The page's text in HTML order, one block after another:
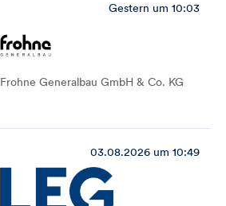
Gestern um 10:03
Frohne Generalbau GmbH & Co. KG
03.08.2026 um 10:49